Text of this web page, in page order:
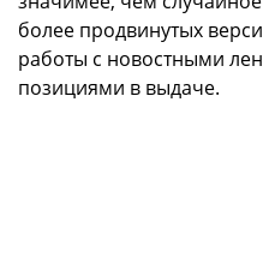
более продвинутых
работы с новостными
позициями в выдаче.